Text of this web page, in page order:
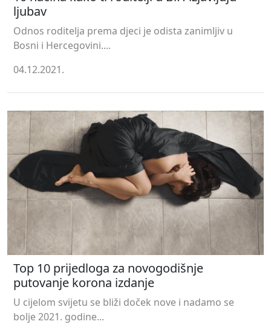
ljubav
Odnos roditelja prema djeci je odista zanimljiv u
Bosni i Hercegovini....
04.12.2021.
Top 10 prijedloga za novogodišnje
putovanje korona izdanje
U cijelom svijetu se bliži doček nove i nadamo se
bolje 2021. godine...